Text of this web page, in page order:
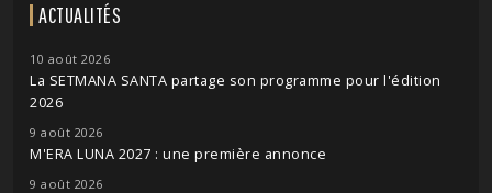
ACTUALITÉS
10 août 2026
La SETMANA SANTA partage son programme pour l'édition
2026
9 août 2026
M'ERA LUNA 2027 : une première annonce
9 août 2026